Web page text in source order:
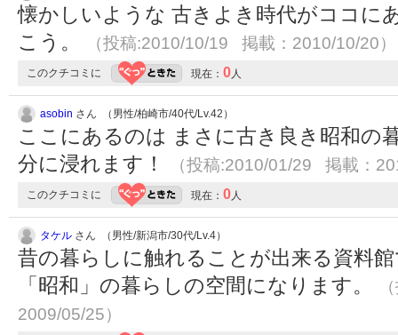
懐かしいような 古きよき時代がココに
こう。
（投稿:2010/10/19 掲載：2010/10/20）
このクチコミに 現在： 0人
asobin さん （男性/柏崎市/40代/Lv.42）
ここにあるのは まさに古き良き昭和の
分に浸れます！
（投稿:2010/01/29 掲載：
このクチコミに 現在： 0人
タケル さん （男性/新潟市/30代/Lv.4）
昔の暮らしに触れることが出来る資料
「昭和」の暮らしの空間になります。
2009/05/25）